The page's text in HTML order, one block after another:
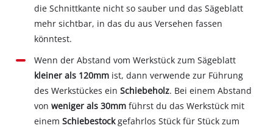
die Schnittkante nicht so sauber und das Sägeblatt
mehr sichtbar, in das du aus Versehen fassen
könntest.
Wenn der Abstand vom Werkstück zum Sägeblatt
kleiner als 120mm ist, dann verwende zur Führung
des Werkstückes einSchiebeholz. Bei einem Abstand
vonweniger als 30mm führst du das Werkstück mit
einemSchiebestockgefahrlos Stück für Stück zum